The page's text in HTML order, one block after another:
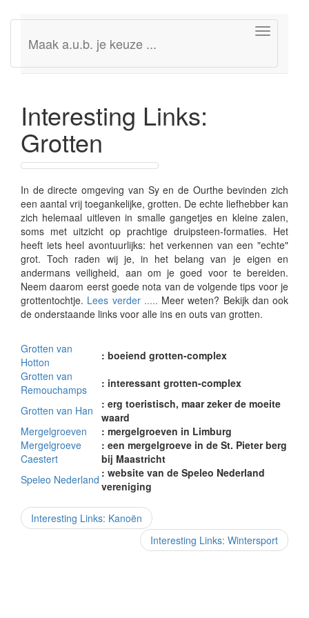
Maak a.u.b. je keuze ...
Interesting Links:
Grotten
In de directe omgeving van Sy en de Ourthe bevinden zich
een aantal vrij toegankelijke, grotten. De echte liefhebber kan
zich helemaal uitleven in smalle gangetjes en kleine zalen,
soms met uitzicht op prachtige druipsteen-formaties. Het
heeft iets heel avontuurlijks: het verkennen van een "echte"
grot. Toch raden wij je, in het belang van je eigen en
andermans veiligheid, aan om je goed voor te bereiden.
Neem daarom eerst goede nota van de volgende tips voor je
grottentochtje. Lees verder ..... Meer weten? Bekijk dan ook
de onderstaande links voor alle ins en outs van grotten.
Grotten van
Hotton
: boeiend grotten-complex
Grotten van
Remouchamps
: interessant grotten-complex
Grotten van Han
: erg toeristisch, maar zeker de moeite
waard
Mergelgroeven
: mergelgroeven in Limburg
Mergelgroeve
Caestert
: een mergelgroeve in de St. Pieter berg
bij Maastricht
Speleo Nederland : website van de Speleo Nederland
vereniging
Interesting Links: Kanoën
Interesting Links: Wintersport